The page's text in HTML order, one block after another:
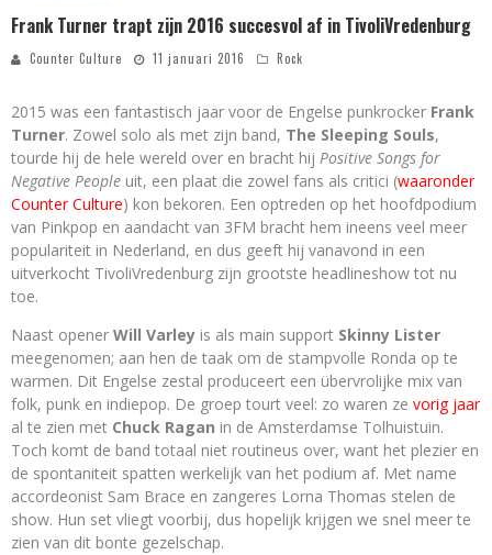
Frank Turner trapt zijn 2016 succesvol af in TivoliVredenburg
Counter Culture 11 januari 2016 Rock
2015 was een fantastisch jaar voor de Engelse punkrocker Frank
Turner. Zowel solo als met zijn band, The Sleeping Souls,
tourde hij de hele wereld over en bracht hij Positive Songs for
Negative People uit, een plaat die zowel fans als critici (waaronder
Counter Culture) kon bekoren. Een optreden op het hoofdpodium
van Pinkpop en aandacht van 3FM bracht hem ineens veel meer
populariteit in Nederland, en dus geeft hij vanavond in een
uitverkocht TivoliVredenburg zijn grootste headlineshow tot nu
toe.
Naast opener Will Varley is als main support Skinny Lister
meegenomen; aan hen de taak om de stampvolle Ronda op te
warmen. Dit Engelse zestal produceert een übervrolijke mix van
folk, punk en indiepop. De groep tourt veel: zo waren ze vorig jaar
al te zien met Chuck Ragan in de Amsterdamse Tolhuistuin.
Toch komt de band totaal niet routineus over, want het plezier en
de spontaniteit spatten werkelijk van het podium af. Met name
accordeonist Sam Brace en zangeres Lorna Thomas stelen de
show. Hun set vliegt voorbij, dus hopelijk krijgen we snel meer te
zien van dit bonte gezelschap.